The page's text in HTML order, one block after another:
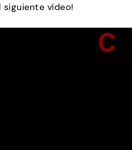
siguiente vídeo!